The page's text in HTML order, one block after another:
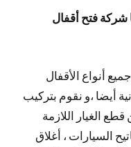
شركة فتح أقفال
أنواع الأقفال
أيضا ،و نقوم بتركيب
قطع الغيار اللازمة
السيارات ، أغلاق